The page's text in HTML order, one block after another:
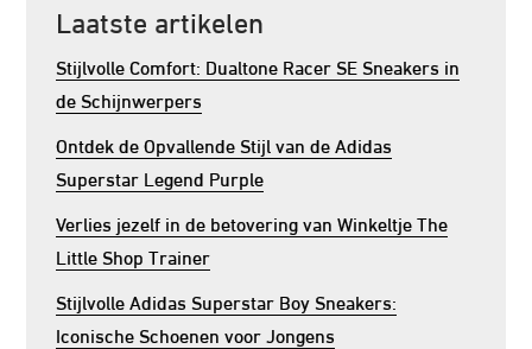
Laatste artikelen
Stijlvolle Comfort: Dualtone Racer SE Sneakers in
de Schijnwerpers
Ontdek de Opvallende Stijl van de Adidas
Superstar Legend Purple
Verlies jezelf in de betovering van Winkeltje The
Little Shop Trainer
Stijlvolle Adidas Superstar Boy Sneakers:
Iconische Schoenen voor Jongens